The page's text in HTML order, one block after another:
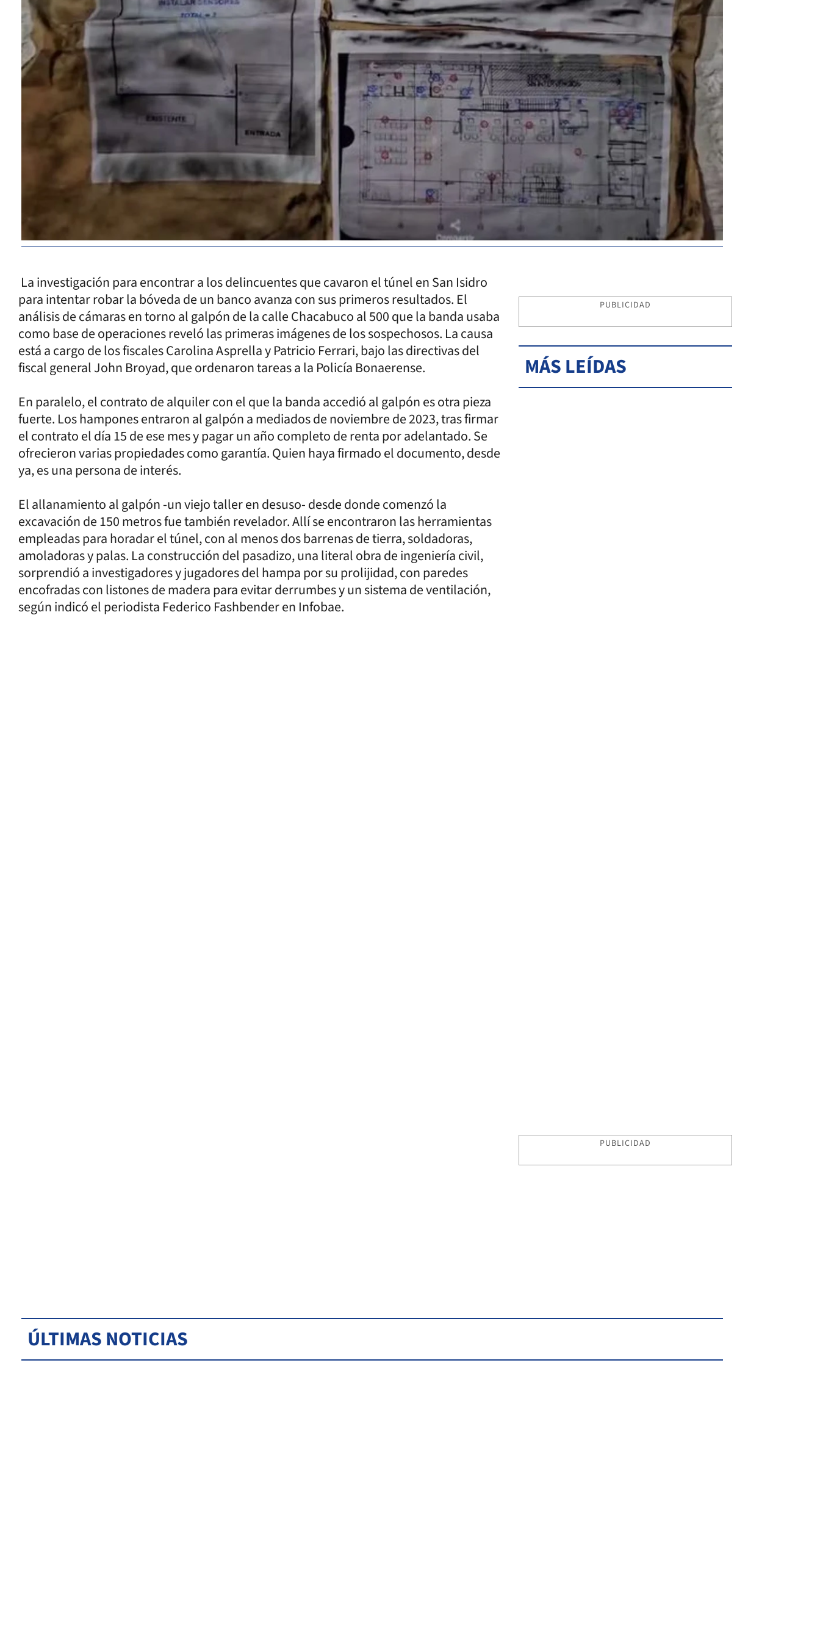
La investigación para encontrar a los delincuentes que cavaron el túnel en San Isidro
para intentar robar la bóveda de un banco avanza con sus primeros resultados. El
análisis de cámaras en torno al galpón de la calle Chacabuco al 500 que la banda usaba
como base de operaciones reveló las primeras imágenes de los sospechosos. La causa
está a cargo de los fiscales Carolina Asprella y Patricio Ferrari, bajo las directivas del
fiscal general John Broyad, que ordenaron tareas a la Policía Bonaerense.
En paralelo, el contrato de alquiler con el que la banda accedió al galpón es otra pieza
fuerte. Los hampones entraron al galpón a mediados de noviembre de 2023, tras firmar
el contrato el día 15 de ese mes y pagar un año completo de renta por adelantado. Se
ofrecieron varias propiedades como garantía. Quien haya firmado el documento, desde
ya, es una persona de interés.
El allanamiento al galpón -un viejo taller en desuso- desde donde comenzó la
excavación de 150 metros fue también revelador. Allí se encontraron las herramientas
empleadas para horadar el túnel, con al menos dos barrenas de tierra, soldadoras,
amoladoras y palas. La construcción del pasadizo, una literal obra de ingeniería civil,
sorprendió a investigadores y jugadores del hampa por su prolijidad, con paredes
encofradas con listones de madera para evitar derrumbes y un sistema de ventilación,
según indicó el periodista Federico Fashbender en Infobae.
PUBLICIDAD
MÁS LEÍDAS
PUBLICIDAD
ÚLTIMAS NOTICIAS